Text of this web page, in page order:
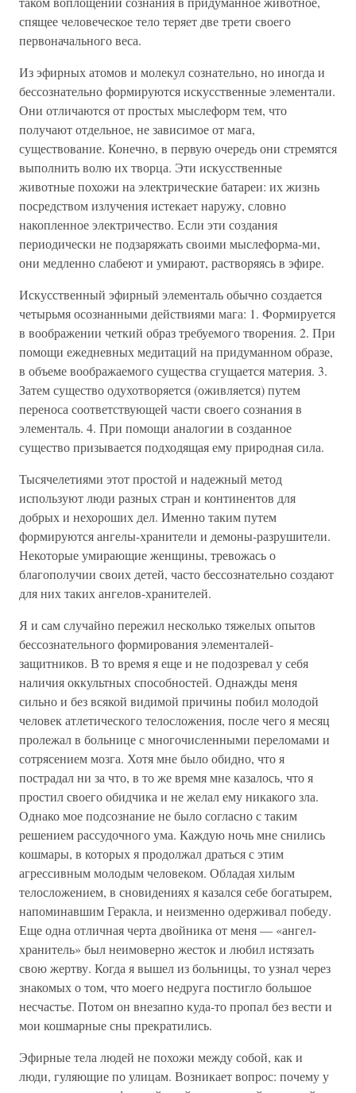
спящее человеческое тело теряет две трети своего
первоначального веса.
Из эфирных атомов и молекул сознательно, но иногда и
бессознательно формируются искусственные элементали.
Они отличаются от простых мыслеформ тем, что
получают отдельное, не зависимое от мага,
существование. Конечно, в первую очередь они стремятся
выполнить волю их творца. Эти искусственные
животные похожи на электрические батареи: их жизнь
посредством излучения истекает наружу, словно
накопленное электричество. Если эти создания
периодически не подзаряжать своими мыслеформа-ми,
они медленно слабеют и умирают, растворяясь в эфире.
Искусственный эфирный элементаль обычно создается
четырьмя осознанными действиями мага: 1. Формируется
в воображении четкий образ требуемого творения. 2. При
помощи ежедневных медитаций на придуманном образе,
в объеме воображаемого существа сгущается материя. 3.
Затем существо одухотворяется (оживляется) путем
переноса соответствующей части своего сознания в
элементаль. 4. При помощи аналогии в созданное
существо призывается подходящая ему природная сила.
Тысячелетиями этот простой и надежный метод
используют люди разных стран и континентов для
добрых и нехороших дел. Именно таким путем
формируются ангелы-хранители и демоны-разрушители.
Некоторые умирающие женщины, тревожась о
благополучии своих детей, часто бессознательно создают
для них таких ангелов-хранителей.
Я и сам случайно пережил несколько тяжелых опытов
бессознательного формирования элементалей-
защитников. В то время я еще и не подозревал у себя
наличия оккультных способностей. Однажды меня
сильно и без всякой видимой причины побил молодой
человек атлетического телосложения, после чего я месяц
пролежал в больнице с многочисленными переломами и
сотрясением мозга. Хотя мне было обидно, что я
пострадал ни за что, в то же время мне казалось, что я
простил своего обидчика и не желал ему никакого зла.
Однако мое подсознание не было согласно с таким
решением рассудочного ума. Каждую ночь мне снились
кошмары, в которых я продолжал драться с этим
агрессивным молодым человеком. Обладая хилым
телосложением, в сновидениях я казался себе богатырем,
напоминавшим Геракла, и неизменно одерживал победу.
Еще одна отличная черта двойника от меня — «ангел-
хранитель» был неимоверно жесток и любил истязать
свою жертву. Когда я вышел из больницы, то узнал через
знакомых о том, что моего недруга постигло большое
несчастье. Потом он внезапно куда-то пропал без вести и
мои кошмарные сны прекратились.
Эфирные тела людей не похожи между собой, как и
люди, гуляющие по улицам. Возникает вопрос: почему у